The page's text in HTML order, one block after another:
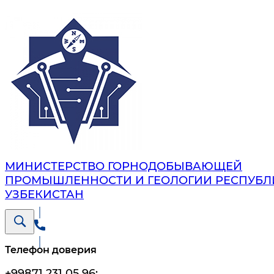
МИНИСТЕРСТВО ГОРНОДОБЫВАЮЩЕЙ
ПРОМЫШЛЕННОСТИ И ГЕОЛОГИИ
УЗБЕКИСТАН
Телефон доверия